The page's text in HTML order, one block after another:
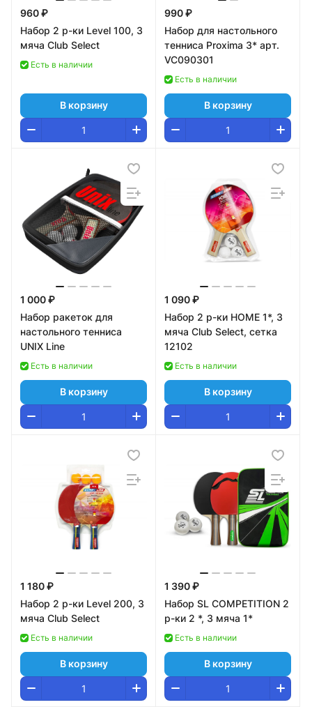
960 ₽
Набор 2 р-ки Level 100, 3
мяча Club Select
Есть в наличии
В корзину
990 ₽
Набор для настольного
тенниса Proxima 3* арт.
VC090301
Есть в наличии
В корзину
1 000 ₽
Набор ракеток для
настольного тенниса
UNIX Line
Есть в наличии
В корзину
1 090 ₽
Набор 2 р-ки HOME 1*, 3
мяча Club Select, сетка
12102
Есть в наличии
В корзину
1 180 ₽
Набор 2 р-ки Level 200, 3
мяча Club Select
Есть в наличии
В корзину
1 390 ₽
Набор SL COMPETITION 2
р-ки 2 *, 3 мяча 1*
Есть в наличии
В корзину